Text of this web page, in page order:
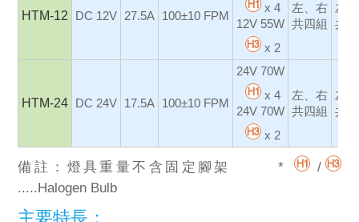
HTM-12 DC 12V 27.5A 100±10 FPM
x 4
12V 55W
x 2
左、右
共四組
左
共
HTM-24 DC 24V 17.5A 100±10 FPM
24V 70W
x 4
24V 70W
x 2
左、右
共四組
左
共
備註：燈具重量不含固定腳架 *
/
.....Halogen Bulb
主要特長：